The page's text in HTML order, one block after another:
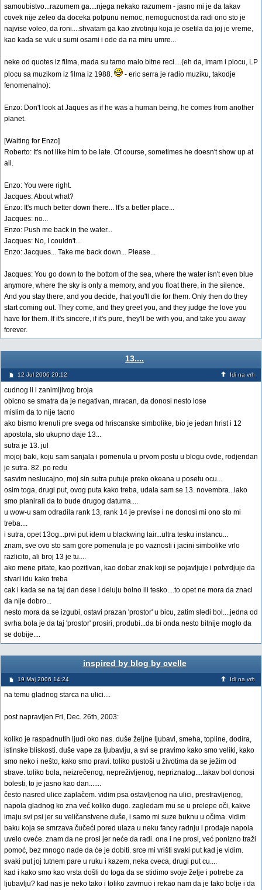
samoubistvo...razumem ga....njega nekako razumem - jasno mi je da takav
covek nije zeleo da doceka potpunu nemoc, nemogucnost da radi ono sto je
najvise voleo, da roni....shvatam ga kao zivotinju koja je osetila da joj je vreme,
kao kada se vuk u sumi osami i ode da na miru umre...
neke od quotes iz filma, mada su tamo malo bitne reci....(eh da, imam i plocu, LP
plocu sa muzikom iz filma iz 1988.
- eric serra je radio muziku, takodje
fenomenalno):
Enzo: Don't look at Jaques as if he was a human being, he comes from another
planet.
[Waiting for Enzo]
Roberto: It's not like him to be late. Of course, sometimes he doesn't show up at
all.
Enzo: You were right.
Jacques: About what?
Enzo: It's much better down there... It's a better place...
Jacques: no...
Enzo: Push me back in the water...
Jacques: No, I couldn't...
Enzo: Jacques... Take me back down... Please...
Jacques: You go down to the bottom of the sea, where the water isn't even blue
anymore, where the sky is only a memory, and you float there, in the silence.
And you stay there, and you decide, that you'll die for them. Only then do they
start coming out. They come, and they greet you, and they judge the love you
have for them. If it's sincere, if it's pure, they'll be with you, and take you away
forever.
13....
12 Jul 2006 20:12 Idi na vrh
cudnog li i zanimljivog broja
obicno se smatra da je negativan, mracan, da donosi nesto lose
mislim da to nije tacno
ako bismo krenuli pre svega od hriscanske simbolike, bio je jedan hrist i 12
apostola, sto ukupno daje 13...
sutra je 13. jul
mojoj baki, koju sam sanjala i pomenula u prvom postu u blogu ovde, rodjendan
je sutra. 82. po redu
sasvim neslucajno, moj sin sutra putuje preko okeana u posetu ocu...
osim toga, drugi put, ovog puta kako treba, udala sam se 13. novembra...iako
smo planirali da to bude drugog datuma....
u wow-u sam odradila rank 13, rank 14 je previse i ne donosi mi ono sto mi
treba....
i sutra, opet 13og...prvi put idem u blackwing lair...ultra tesku instancu...
znam, sve ovo sto sam gore pomenula je po vaznosti i jacini simbolike vrlo
razlicito, ali broj 13 je tu....
ako mene pitate, kao pozitivan, kao dobar znak koji se pojavljuje i potvrdjuje da
stvari idu kako treba
cak i kada se na taj dan dese i deluju bolno ili tesko....to opet ne mora da znaci
da nije dobro...
nesto mora da se izgubi, ostavi prazan 'prostor' u bicu, zatim sledi bol....jedna od
svrha bola je da taj 'prostor' prosiri, produbi...da bi onda nesto bitnije moglo da
se dobije....
inspired by blog by cvelle
19 Maj 2006 14:24 Idi na vrh
na temu gladnog starca na ulici....
post napravljen Fri, Dec. 26th, 2003:
koliko je raspadnutih ljudi oko nas. duše željne ljubavi, smeha, topline, dodira,
istinske bliskosti. duše vape za ljubavlju, a svi se pravimo kako smo veliki, kako
smo neko i nešto, kako smo pravi. toliko pustoši u životima da se ježim od
strave. toliko bola, neizrečenog, nepreživljenog, nepriznatog....takav bol donosi
bolesti, to je jasno kao dan.......
često nasred ulice zaplačem. vidim psa ostavljenog na ulici, prestravljenog,
napola gladnog ko zna već koliko dugo. zagledam mu se u prelepe oči, kakve
imaju svi psi jer su veličanstvene duše, i samo mi suze buknu u očima. vidim
baku koja se smrzava čučeći pored ulaza u neku fancy radnju i prodaje napola
uvelo cveće. znam da ne prosi jer neće da radi. ona i ne prosi, već ponizno traži
pomoć, bez mnogo nade da će je dobiti. srce mi vrišti svaki put kad je vidim.
svaki put joj tutnem pare u ruku i kazem, neka cveca, drugi put cu....
kad i kako smo kao vrsta došli do toga da se stidimo svoje želje i potrebe za
ljubavlju? kad nas je neko tako i toliko zavrnuo i rekao nam da je tako bolje i da